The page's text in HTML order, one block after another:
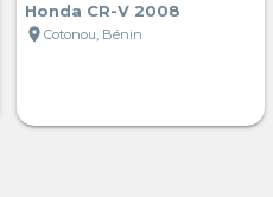
Honda CR-V 2008
location_on Cotonou, Bénin